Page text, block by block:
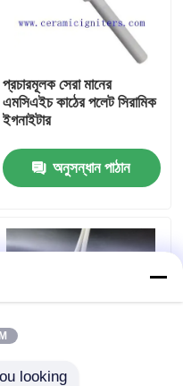
প্রচারমূলক সেরা মানের
এমসিএইচ কাঠের পলেট সিরামিক
ইগনাইটার
অনুসন্ধান পাঠান
looking